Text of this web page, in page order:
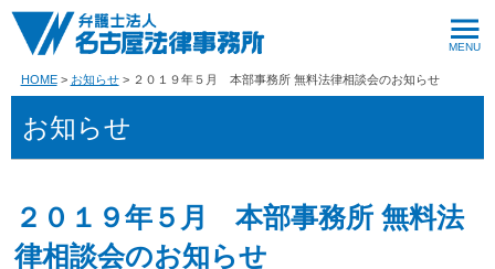
HOME お知らせ ２０１９年５月 本部事務所 無料法律相談会のお知らせ
お知らせ
２０１９年５月 本部事務所 無料法
律相談会のお知らせ